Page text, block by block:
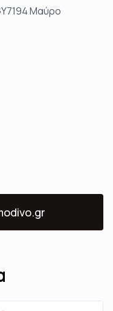
Μαύρο